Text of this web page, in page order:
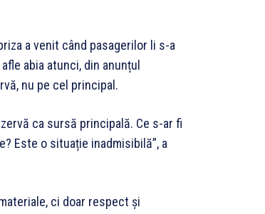
a venit când pasagerilor li s-a
abia atunci, din anunțul
nu pe cel principal.
ca sursă principală. Ce s-ar fi
Este o situație inadmisibilă”, a
ci doar respect și